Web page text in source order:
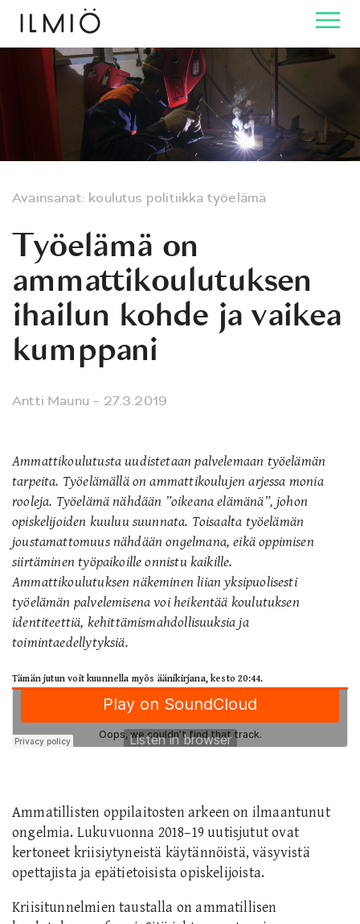
Avainsanat: koulutus politiikka työelämä
Työelämä on
ammattikoulutuksen
ihailun kohde ja vaikea
kumppani
Antti Maunu– 27.3.2019
Ammattikoulutusta uudistetaan palvelemaan työelämän
tarpeita. Työelämällä on ammattikoulujen arjessa monia
rooleja. Työelämä nähdään ”oikeana elämänä”, johon
opiskelijoiden kuuluu suunnata. Toisaalta työelämän
joustamattomuus nähdään ongelmana, eikä oppimisen
siirtäminen työpaikoille onnistu kaikille.
Ammattikoulutuksen näkeminen liian yksipuolisesti
työelämän palvelemisena voi heikentää koulutuksen
identiteettiä, kehittämismahdollisuuksia ja
toimintaedellytyksiä.
Tämän jutun voit kuunnella myös äänikirjana, kesto 20:44.
Ammatillisten oppilaitosten arkeen on ilmaantunut
ongelmia. Lukuvuonna 2018–19 uutisjutut ovat
kertoneet kriisiytyneistä käytännöistä, väsyvistä
opettajista ja epätietoisista opiskelijoista.
Kriisitunnelmien taustalla on ammatillisen